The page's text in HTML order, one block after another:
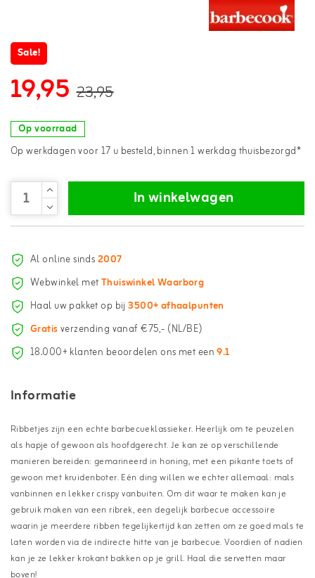
Sale!
19,95 23,95
Op voorraad
Op werkdagen voor 17 u besteld, binnen 1 werkdag thuisbezorgd*
In winkelwagen
Al online sinds2007
Webwinkel metThuiswinkel Waarborg
Haal uw pakket op bij3500+ afhaalpunten
Gratisverzending vanaf €75,- (NL/BE)
18.000+ klanten beoordelen ons met een9.1
Informatie
Ribbetjes zijn een echte barbecueklassieker. Heerlijk om te peuzelen
als hapje of gewoon als hoofdgerecht. Je kan ze op verschillende
manieren bereiden: gemarineerd in honing, met een pikante toets of
gewoon met kruidenboter. Eén ding willen we echter allemaal: mals
vanbinnen en lekker crispy vanbuiten. Om dit waar te maken kan je
gebruik maken van een ribrek, een degelijk barbecue accessoire
waarin je meerdere ribben tegelijkertijd kan zetten om ze goed mals te
laten worden via de indirecte hitte van je barbecue. Voordien of nadien
kan je ze lekker krokant bakken op je grill. Haal die servetten maar
boven!